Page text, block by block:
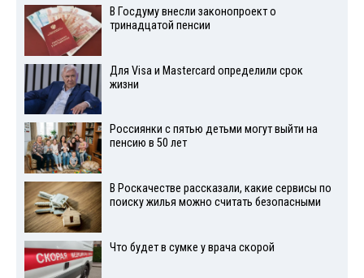
В Госдуму внесли законопроект о
тринадцатой пенсии
Для Visа и Mastercard определили срок
жизни
Россиянки с пятью детьми могут выйти на
пенсию в 50 лет
В Роскачестве рассказали, какие сервисы по
поиску жилья можно считать безопасными
Что будет в сумке у врача скорой